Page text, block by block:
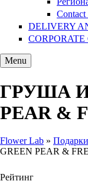
Contact
DELIVERY
Menu
ГРУША И
PEAR &
You are here
Flower Lab » Подарки
GREEN PEAR &
Рейтинг